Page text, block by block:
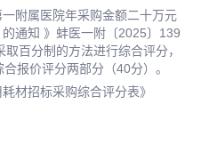
附属医院年采购金额二十万元
通知 》蚌医一附〔2025〕139
百分制的方法进行综合评分，
报价评分两部分（40分）。
材招标采购综合评分表》